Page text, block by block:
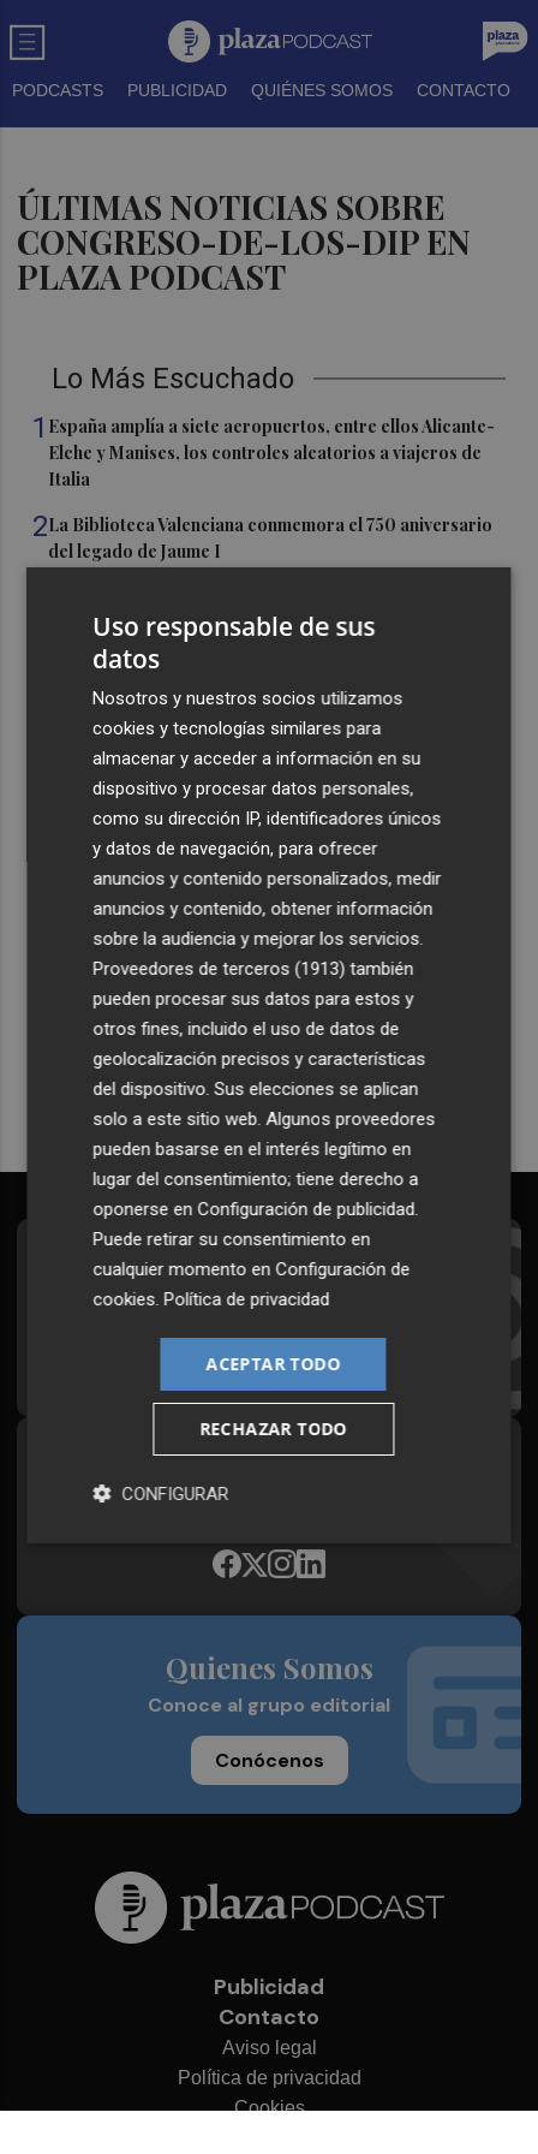
PODCASTS PUBLICIDAD QUIÉNES SOMOS CONTACTO
ÚLTIMAS NOTICIAS SOBRE
CONGRESO-DE-LOS-DIP EN
PLAZA PODCAST
Lo Más Escuchado
1 España amplía a siete aeropuertos, entre ellos Alicante-
Elche y Manises, los controles aleatorios a viajeros de
Italia
2La Biblioteca Valenciana conmemora el 750 aniversario
del legado de Jaume I
vuelve a abrazar en las playas por el Mar Menor
Levantan el confinamiento del municipio castellonense
de Sierra Engarcerán por el incendio
Juan Tallón, Marta Jiménez Serrano o Juan Evaristo Valls
Boix, protagonistas de la programación de agosto de
Entre Libros en Benicàssim
Recibe toda la actualidad de
Plaza Podcast en tu correo
Quiero suscribirme
Suscríbete al Boletín
Todos los días a primera hora en tu email
¡Quiero suscribirme!
Síguenos en redes
Plaza Podcast, desde cualquier medio
Quienes Somos
Conoce al grupo editorial
Conócenos
Publicidad
Contacto
Aviso legal
Política de privacidad
Cookies
Uso responsable de sus
datos
Nosotros y nuestros socios utilizamos
cookies y tecnologías similares para
almacenar y acceder a información en su
dispositivo y procesar datos personales,
como su dirección IP, identificadores únicos
y datos de navegación, para ofrecer
anuncios y contenido personalizados, medir
anuncios y contenido, obtener información
sobre la audiencia y mejorar los servicios.
Proveedores de terceros (1913) también
pueden procesar sus datos para estos y
otros fines, incluido el uso de datos de
geolocalización precisos y características
del dispositivo. Sus elecciones se aplican
solo a este sitio web. Algunos proveedores
pueden basarse en el interés legítimo en
lugar del consentimiento; tiene derecho a
oponerse enConfiguración de publicidad.
Puede retirar su consentimiento en
cualquier momento enConfiguración de
cookies.Política de privacidad
ACEPTAR TODO
RECHAZAR TODO
CONFIGURAR